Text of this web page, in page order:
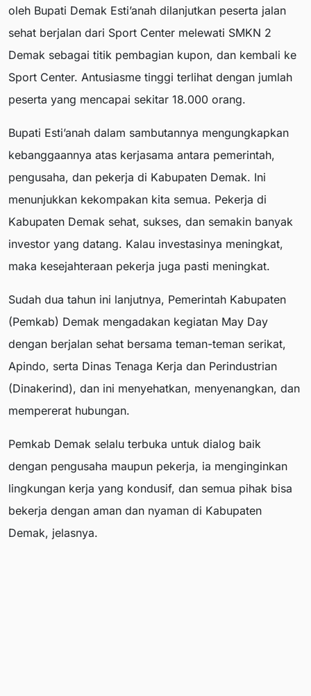
oleh Bupati Demak Esti’anah dilanjutkan peserta jalan
sehat berjalan dari Sport Center melewati SMKN 2
Demak sebagai titik pembagian kupon, dan kembali ke
Sport Center. Antusiasme tinggi terlihat dengan jumlah
peserta yang mencapai sekitar 18.000 orang.
Bupati Esti’anah dalam sambutannya mengungkapkan
kebanggaannya atas kerjasama antara pemerintah,
pengusaha, dan pekerja di Kabupaten Demak. Ini
menunjukkan kekompakan kita semua. Pekerja di
Kabupaten Demak sehat, sukses, dan semakin banyak
investor yang datang. Kalau investasinya meningkat,
maka kesejahteraan pekerja juga pasti meningkat.
Sudah dua tahun ini lanjutnya, Pemerintah Kabupaten
(Pemkab) Demak mengadakan kegiatan May Day
dengan berjalan sehat bersama teman-teman serikat,
Apindo, serta Dinas Tenaga Kerja dan Perindustrian
(Dinakerind), dan ini menyehatkan, menyenangkan, dan
mempererat hubungan.
Pemkab Demak selalu terbuka untuk dialog baik
dengan pengusaha maupun pekerja, ia menginginkan
lingkungan kerja yang kondusif, dan semua pihak bisa
bekerja dengan aman dan nyaman di Kabupaten
Demak, jelasnya.